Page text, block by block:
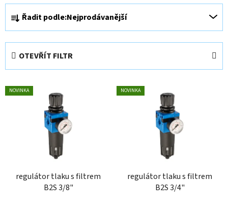
Ř
a
z
e
n
í
p
Řadit podle:Nejprodávanější
OTEVŘÍT FILTR
V
ý
NOVINKA
regulátor tlaku s filtrem
B2S 3/8"
NOVINKA
regulátor tlaku s filtrem
B2S 3/4"